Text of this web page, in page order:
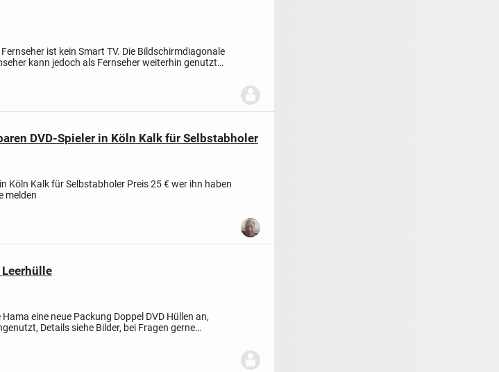
Fernseher ist kein Smart TV. Die Bildschirmdiagonale
kann jedoch als Fernseher weiterhin genutzt
auch als Bildschirm für...
DVD-Spieler in Köln Kalk für Selbstabholer
Köln Kalk für Selbstabholer Preis 25 € wer ihn haben
melden
Leerhülle
eine neue Packung Doppel DVD Hüllen an,
Details siehe Bilder, bei Fragen gerne